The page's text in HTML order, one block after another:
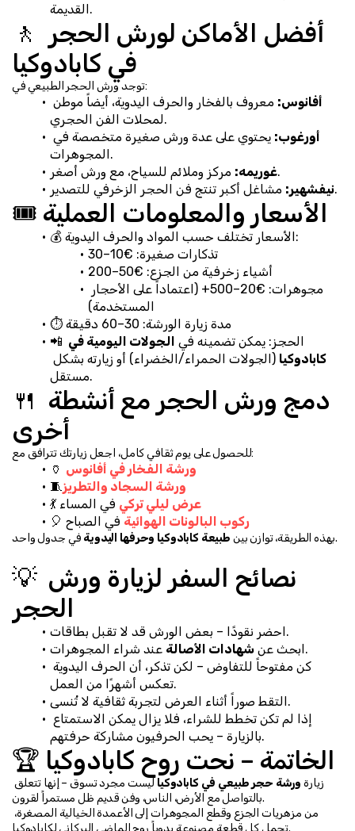
القديمة.
🚶 أفضل الأماكن لورش الحجر
في كابادوكيا
توجد ورش الحجر الطبيعي في:
أفانوس:
لمحلات الفن الحجري.
أورغوب:
المجوهرات.
غوريمه: مركز وملائم للسياح، مع ورش أصغر.
نيفشهير: مشاغل أكبر تنتج فن الحجر الزخرفي للتصدير.
🎟️ الأسعار والمعلومات العملية
💰 الأسعار تختلف حسب المواد والحرف اليدوية:
تذكارات صغيرة: €10–30
أشياء زخرفية من الجزع: €50–200
المستخدمة)
⏱️ مدة زيارة الورشة: 30–60 دقيقة
📲 الحجز: يمكن تضمينه في
كابادوكيا
مستقل.
🍴 دمج ورش الحجر مع أنشطة
أخرى
للحصول على يوم ثقافي كامل، اجعل زيارتك تترافق مع:
🏺 ورشة الفخار في أفانوس
🧵ورشة السجاد والتطريز
💃
عرض ليلي تركي في المساء
🎈
ركوب البالونات الهوائية في الصباح
بهذه الطريقة، توازن بين طبيعة كابادوكيا وحرفها اليدوية في جدول واحد.
💡 نصائح السفر لزيارة ورش
الحجر
احضر نقودًا – بعض الورش قد لا تقبل بطاقات.
ابحث عن شهادات الأصالة
عند شراء المجوهرات.
تعكس أشهرًا من العمل.
التقط صوراً أثناء العرض لتجربة ثقافية لا تُنسى.
بالزيارة – يحب الحرفيون مشاركة حرفتهم.
🏆 الخاتمة – نحت روح كابادوكيا
زيارة ورشة حجر طبيعي في كابادوكيا
بالتواصل مع الأرض، الناس، وفن قديم ظل مستمراً لقرون.
تحمل كل قطعة مصنوعة يدوياً روح الماضي البركاني لكابادوكيا.